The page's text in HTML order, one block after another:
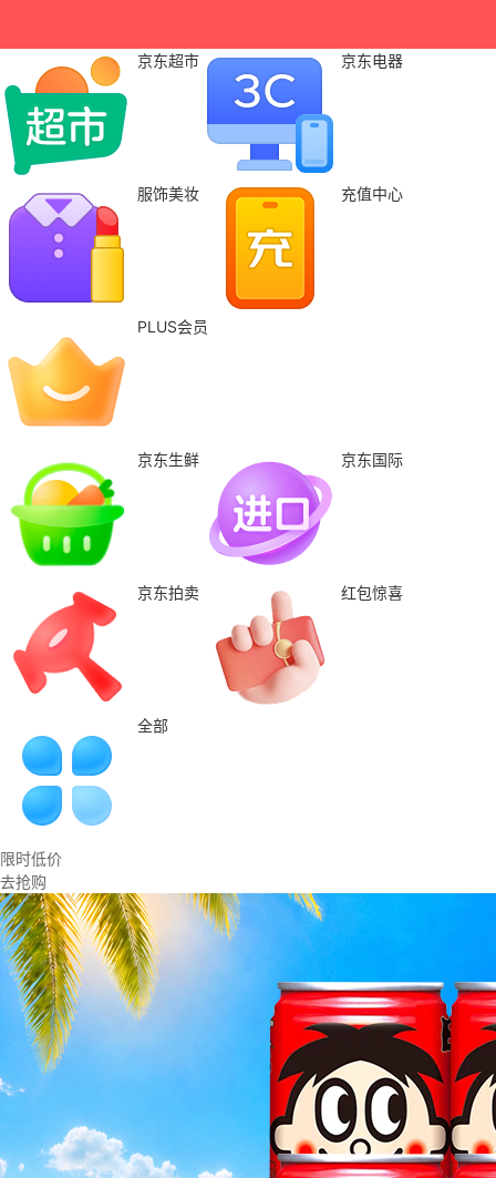
京东超市 京东电器
服饰美妆 充值中心
PLUS会员
京东生鲜 京东国际
京东拍卖 红包惊喜
全部
限时低价
去抢购